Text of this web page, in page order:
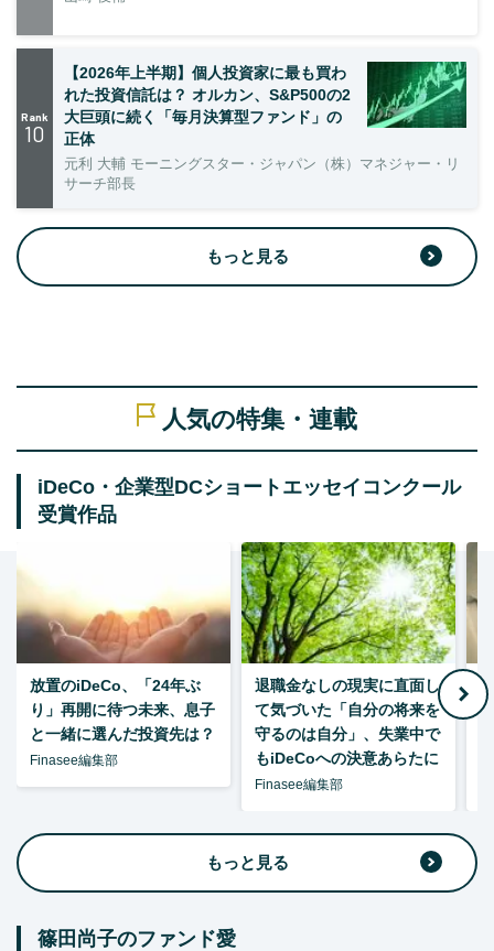
Rank
10
【2026年上半期】個人投資家に最も買わ
れた投資信託は？ オルカン、S&P500の2
大巨頭に続く「毎月決算型ファンド」の
正体
元利 大輔 モーニングスター・ジャパン（株）マネジャー・リ
サーチ部長
もっと見る
人気の特集・連載
iDeCo・企業型DCショートエッセイコンクール
受賞作品
放置のiDeCo、「24年ぶ
り」再開に待つ未来、息子
と一緒に選んだ投資先は？
Finasee編集部
退職金なしの現実に直面し
て気づいた「自分の将来を
守るのは自分」、失業中で
もiDeCoへの決意あらたに
Finasee編集部
もっと見る
篠田尚子のファンド愛